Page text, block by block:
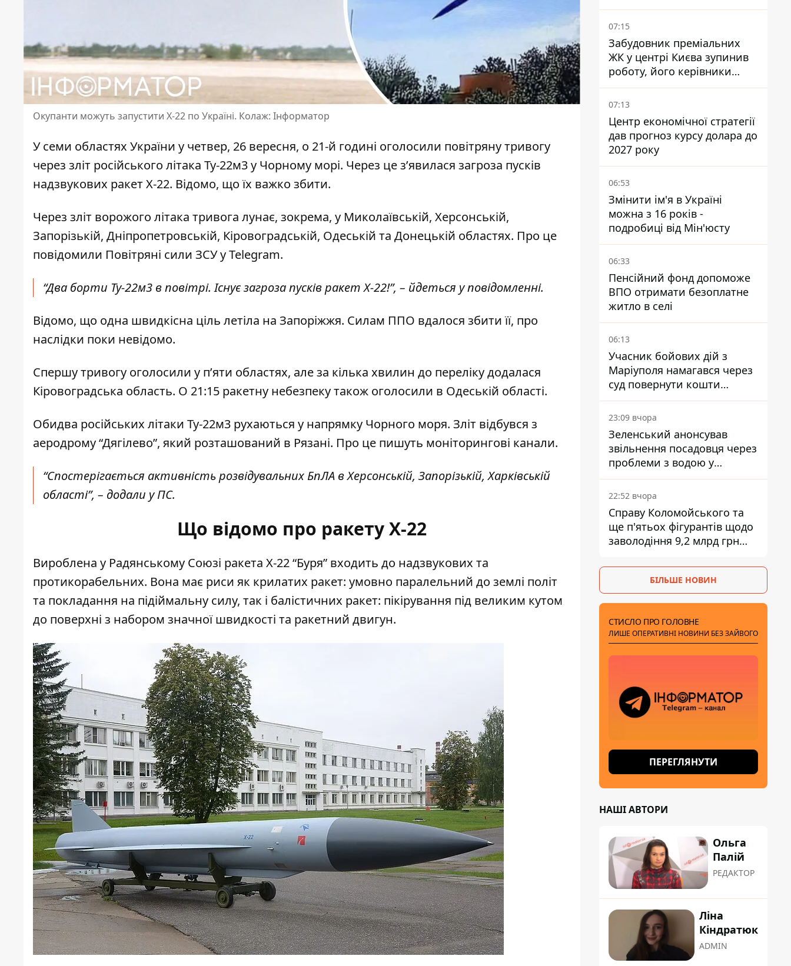
Окупанти можуть запустити Х-22 по Україні. Колаж: Інформатор
У семи областях України у четвер, 26 вересня, о 21-й годині оголосили повітряну тривогу
через зліт російського літака Ту-22м3 у Чорному морі. Через це з’явилася загроза пусків
надзвукових ракет Х-22. Відомо, що їх важко збити.
Через зліт ворожого літака тривога лунає, зокрема, у Миколаївській, Херсонській,
Запорізькій, Дніпропетровській, Кіровоградській, Одеській та Донецькій областях. Про це
повідомили Повітряні сили ЗСУ у Telegram.
“Два борти Ту-22м3 в повітрі. Існує загроза пусків ракет Х-22!”, – йдеться у повідомленні.
Відомо, що одна швидкісна ціль летіла на Запоріжжя. Силам ППО вдалося збити її, про
наслідки поки невідомо.
Спершу тривогу оголосили у п’яти областях, але за кілька хвилин до переліку додалася
Кіровоградська область. О 21:15 ракетну небезпеку також оголосили в Одеській області.
Обидва російських літаки Ту-22м3 рухаються у напрямку Чорного моря. Зліт відбувся з
аеродрому “Дягілево”, який розташований в Рязані. Про це пишуть моніторингові канали.
“Спостерігається активність розвідувальних БпЛА в Херсонській, Запорізькій, Харківській
області”, – додали у ПС.
Що відомо про ракету Х-22
Вироблена у Радянському Союзі ракета Х-22 “Буря” входить до надзвукових та
протикорабельних. Вона має риси як крилатих ракет: умовно паралельний до землі політ
та покладання на підіймальну силу, так і балістичних ракет: пікірування під великим кутом
до поверхні з набором значної швидкості та ракетний двигун.
пожежа
07:15
Забудовник преміальних
ЖК у центрі Києва зупинив
роботу, його керівники
втекли з України - Bihus.info
07:13
Центр економічної стратегії
дав прогноз курсу долара до
2027 року
06:53
Змінити ім'я в Україні
можна з 16 років -
подробиці від Мін'юсту
06:33
Пенсійний фонд допоможе
ВПО отримати безоплатне
житло в селі
06:13
Учасник бойових дій з
Маріуполя намагався через
суд повернути кошти
субсидії з рахунку в
Ощадбанку - яким було
рішення
23:09 вчора
Зеленський анонсував
звільнення посадовця через
проблеми з водою у
Марганці
22:52 вчора
Справу Коломойського та
ще п'ятьох фігурантів щодо
заволодіння 9,2 млрд грн
суду
БІЛЬШЕ НОВИН
СТИСЛО ПРО ГОЛОВНЕ
ЛИШЕ ОПЕРАТИВНІ НОВИНИ БЕЗ ЗАЙВОГО
ПЕРЕГЛЯНУТИ
НАШІ АВТОРИ
Ольга
Палій
РЕДАКТОР
Ліна
Кіндратюк
ADMIN